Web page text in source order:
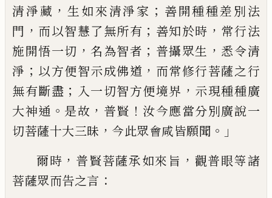
清淨藏 ，生如來清淨家 ； 善開種種差別法
門 ， 而以智慧了無所有 ； 善知於時 ， 常行法
施開悟一切 ，名為智者 ； 普攝眾生 ， 悉令清
淨 ； 以方便智示成佛道 ， 而常修行菩薩之行
無有斷盡 ； 入一切智方便境界 ， 示現種種廣
大神通 。 是故 ， 普賢 ！ 汝今應當分別廣說一
切菩薩十大三昧 ， 今此眾會咸皆願聞 。」
爾時 ， 普賢菩薩承如來旨 ， 觀普眼等諸
菩薩眾而告之言 ：